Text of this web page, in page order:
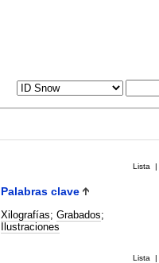
Lista |
Palabras clave
Xilografías; Grabados;
Ilustraciones
Lista |